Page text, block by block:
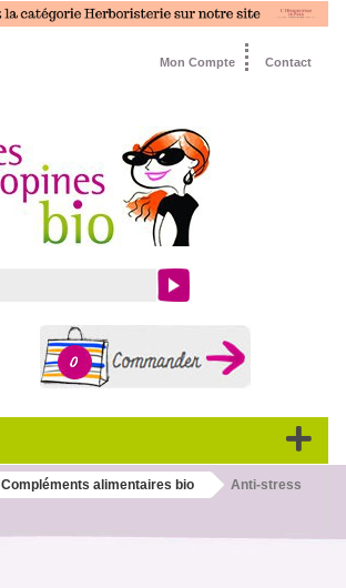
Contact
Mon Compte
0
Compléments alimentaires bio
Anti-stress